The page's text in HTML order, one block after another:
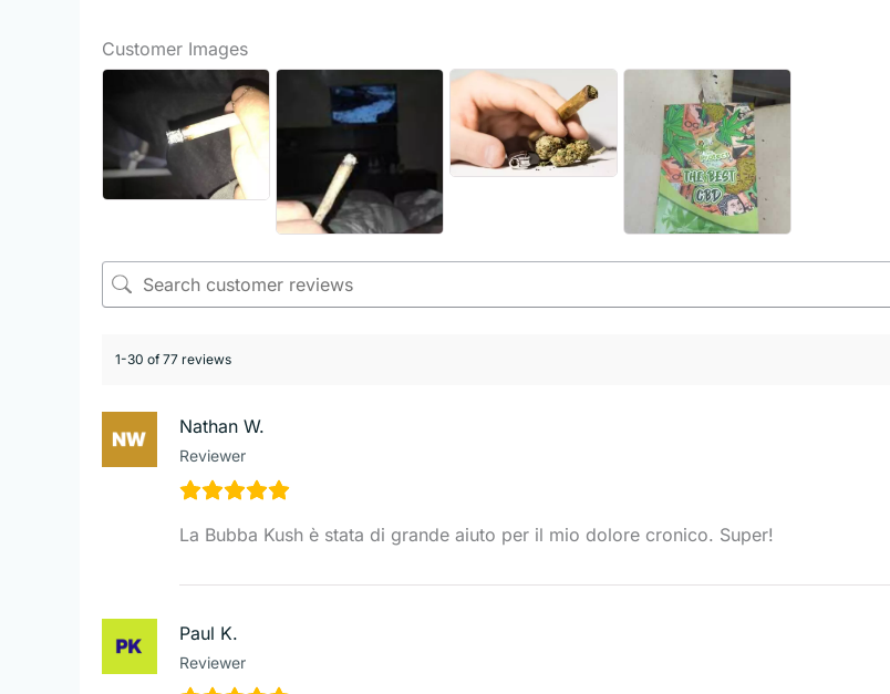
Customer Images
1-30 of 77 reviews
Nathan W.
Reviewer
La Bubba Kush è stata di grande aiuto per il mio dolore cronico. Super!
Paul K.
Reviewer